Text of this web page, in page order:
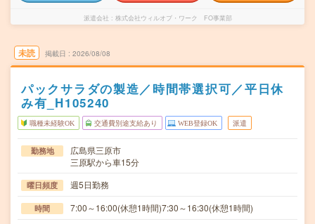
派遣会社 株式会社ウィルオブ・ワーク FO事業部
未読 掲載日 2026/08/08
パックサラダの製造／時間帯選択可／平日休
み有_H105240
職種未経験OK 交通費別途支給あり WEB登録OK 派遣
勤務地
広島県三原市
三原駅から車15分
曜日頻度 週5日勤務
時間 7:00～16:00(休憩1時間)7:30～16:30(休憩1時間)